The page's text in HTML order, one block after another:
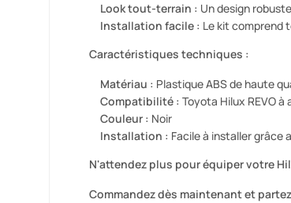
Look tout-terrain : Un design
Installation facile : Le kit comprend
Caractéristiques techniques :
Matériau : Plastique ABS de haute
Compatibilité : Toyota Hilux REVO à
Couleur : Noir
Installation : Facile à installer grâce
N'attendez plus pour équiper votre
Commandez dès maintenant et